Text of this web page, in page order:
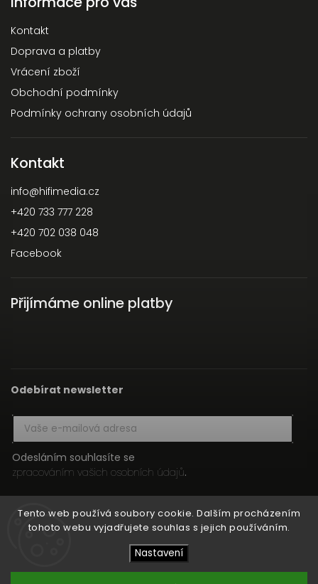
Tento web používá soubory cookie. Dalším procházením
tohoto webu vyjadřujete souhlas s jejich používáním.
Nastavení
Kontakt
Doprava a platby
Vrácení zboží
Obchodní podmínky
Podmínky ochrany osobních údajů
Kontakt
info@hifimedia.cz
+420 733 777 228
+420 702 038 048
Facebook
Přijímáme online platby
Odebírat newsletter
Odesláním souhlasíte se
zpracováním vašich osobních údajů.
HIFI MEDIA. Všechna práva vyhrazena.
Upravit nastavení cookies